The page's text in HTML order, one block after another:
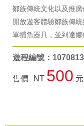
鄒族傳統文化以及推
開放遊客體驗鄒族傳
單捕魚器具，並到達娜
遊程編號：
售價 NT 500 元